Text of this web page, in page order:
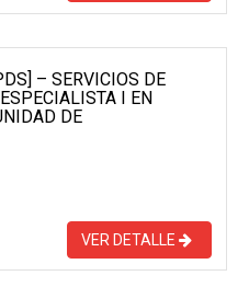
– SERVICIOS DE
I EN
DE
VER DETALLE